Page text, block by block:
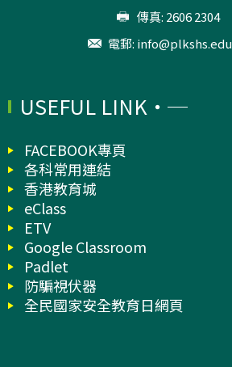
傳真: 2606 2304
電郵:
USEFUL LINK
FACEBOOK專頁
各科常用連結
香港教育城
eClass
ETV
Google Classroom
Padlet
防騙視伏器
全民國家安全教育日網頁